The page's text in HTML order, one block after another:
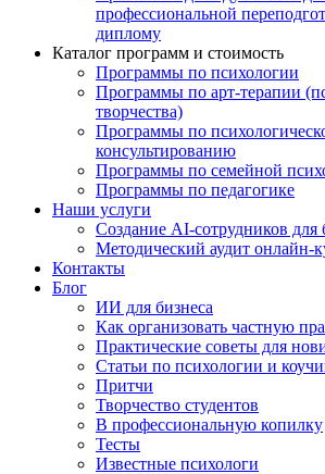
профессиональной
диплому
Каталог программ и стоимость
Программы по психологии
Программы по арт-терапии
творчества)
Программы по
консультированию
Программы по семейной
Программы по педагогике
Наши услуги
Создание AI-сотрудников для
Методический аудит онлайн-
Контакты
Блог
ИИ для бизнеса
Как организовать частную
Практические советы для
Статьи по психологии и
Притчи
Творчество студентов
В профессиональную копилку
Тесты
Известные психологи